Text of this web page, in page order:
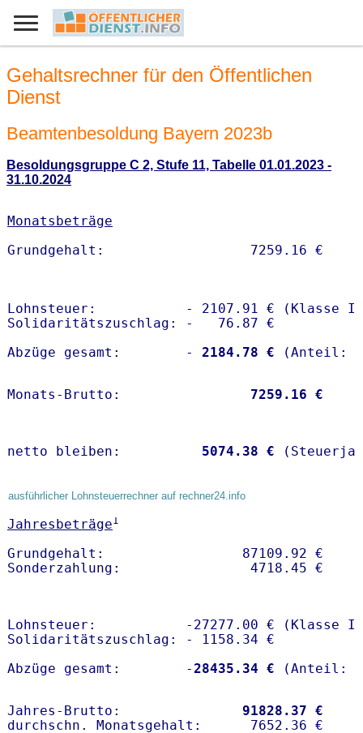
Gehaltsrechner für den Öffentlichen
Dienst
Beamtenbesoldung Bayern 2023b
Besoldungsgruppe C 2, Stufe 11, Tabelle 01.01.2023 -
31.10.2024
Monatsbeträge
Lohnsteuer:           - 2107.91 € (Klasse I)
Solidaritätszuschlag: -   76.87 €
Abzüge gesamt:        -
2184.78 €
Monats-Brutto: 7259.16 €
netto bleiben: 5074.38 €
ausführlicher Lohnsteuerrechner auf rechner24.info
Jahresbeträge1
Grundgehalt:                 87109.92 €
Lohnsteuer:           -27277.00 € (Klasse I)
Solidaritätszuschlag: - 1158.34 €
Abzüge gesamt:        -28435.34 €
Jahres-Brutto: 91828.37 €